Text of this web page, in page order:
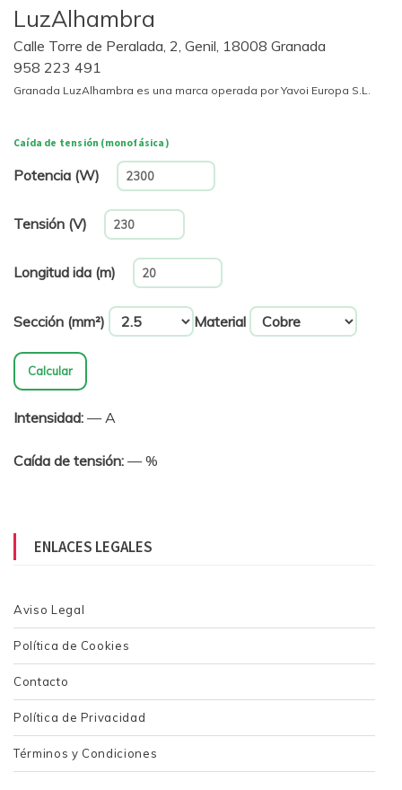
LuzAlhambra
Calle Torre de Peralada, 2, Genil, 18008 Granada
958 223 491
Granada LuzAlhambra es una marca operada por Yavoi Europa S.L.
Caída de tensión (monofásica)
Potencia (W)
Tensión (V)
Longitud ida (m)
Sección (mm²) Material
Calcular
Intensidad: — A
Caída de tensión: — %
ENLACES LEGALES
Aviso Legal
Política de Cookies
Contacto
Política de Privacidad
Términos y Condiciones